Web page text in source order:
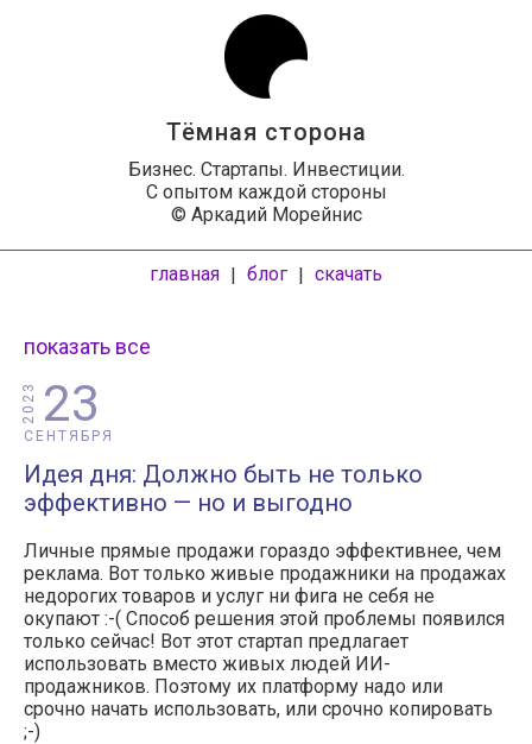
Тёмная сторона
Бизнес. Стартапы. Инвестиции.
С опытом каждой стороны
© Аркадий Морейнис
главная | блог | скачать
показать все
23
СЕНТЯБРЯ
2023
Идея дня: Должно быть не только
эффективно — но и выгодно
Личные прямые продажи гораздо эффективнее, чем
реклама. Вот только живые продажники на продажах
недорогих товаров и услуг ни фига не себя не
окупают :-( Способ решения этой проблемы появился
только сейчас! Вот этот стартап предлагает
использовать вместо живых людей ИИ-
продажников. Поэтому их платформу надо или
срочно начать использовать, или срочно копировать
;-)